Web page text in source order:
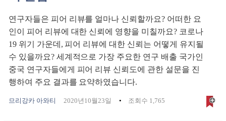
연구자들은 피어 리뷰를 얼마나 신뢰할까요? 어떠한 요
인이 피어 리뷰에 대한 신뢰에 영향을 미칠까요? 코로나
19 위기 가운데, 피어 리뷰에 대한 신뢰는 어떻게 유지될
수 있을까요? 세계적으로 가장 주요한 연구 배출 국가인
중국 연구자들에게 피어 리뷰 신뢰도에 관한 설문을 진
행하여 주요 결과를 요약하였습니다.
므리강카 아와티 2020년10월23일 조회수 1,765